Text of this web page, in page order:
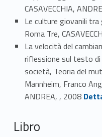
CASAVECCHIA,
Le culture giovanili
Roma Tre,
La velocità del
riflessione sul testo di
società, Teoria del
Mannheim, Franco
ANDREA, , 2008Link identifier #identifier_person_196063-20
Libro